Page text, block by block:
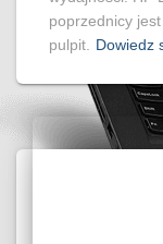
poprzednicy
pulpit.
Dowiedz